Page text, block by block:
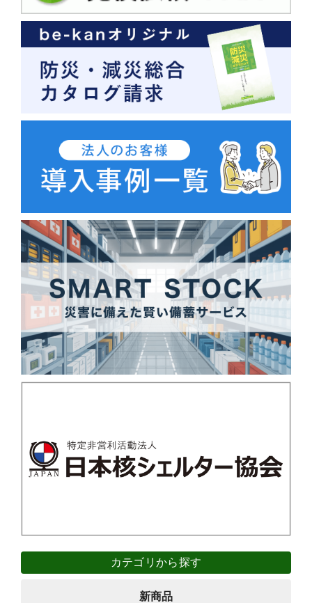
カテゴリから探す
新商品